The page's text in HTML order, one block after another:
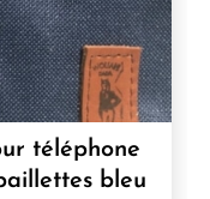
téléphone
bleu